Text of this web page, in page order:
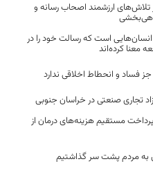
تلاش‌های ارزشمند اصحاب رسانه و
است که رسالت خود را در
کرده‌اند
فساد و انحطاط اخلاقی ندارد
تجاری صنعتی در خراسان جنوبی
مستقیم هزینه‌های درمان از
به مردم پشت سر گذاشتیم